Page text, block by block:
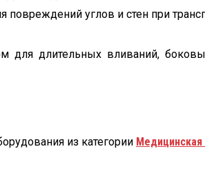
углов и стен при
для длительных вливаний,
из категории